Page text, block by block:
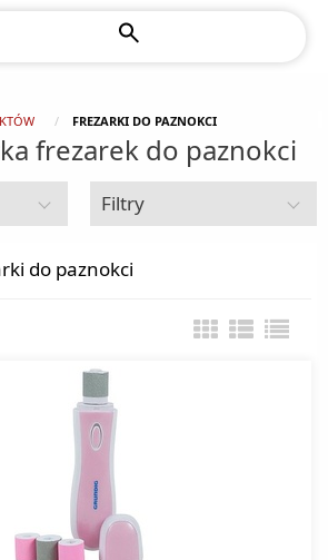
FREZARKI DO PAZNOKCI
frezarek do paznokci
Filtry
do paznokci